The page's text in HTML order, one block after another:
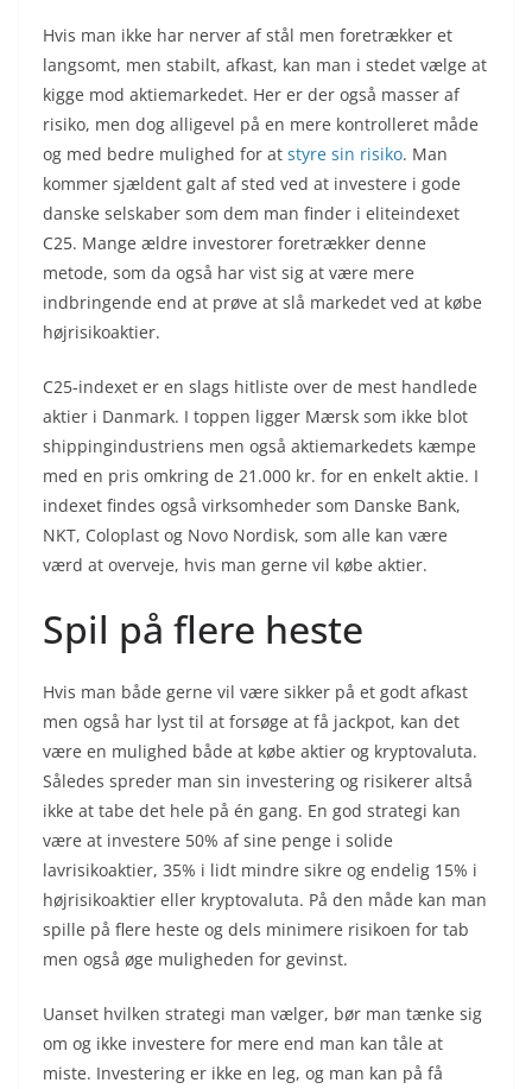
Hvis man ikke har nerver af stål men foretrækker et
langsomt, men stabilt, afkast, kan man i stedet vælge at
kigge mod aktiemarkedet. Her er der også masser af
risiko, men dog alligevel på en mere kontrolleret måde
og med bedre mulighed for at styre sin risiko. Man
kommer sjældent galt af sted ved at investere i gode
danske selskaber som dem man finder i eliteindexet
C25. Mange ældre investorer foretrækker denne
metode, som da også har vist sig at være mere
indbringende end at prøve at slå markedet ved at købe
højrisikoaktier.
C25-indexet er en slags hitliste over de mest handlede
aktier i Danmark. I toppen ligger Mærsk som ikke blot
shippingindustriens men også aktiemarkedets kæmpe
med en pris omkring de 21.000 kr. for en enkelt aktie. I
indexet findes også virksomheder som Danske Bank,
NKT, Coloplast og Novo Nordisk, som alle kan være
værd at overveje, hvis man gerne vil købe aktier.
Spil på flere heste
Hvis man både gerne vil være sikker på et godt afkast
men også har lyst til at forsøge at få jackpot, kan det
være en mulighed både at købe aktier og kryptovaluta.
Således spreder man sin investering og risikerer altså
ikke at tabe det hele på én gang. En god strategi kan
være at investere 50% af sine penge i solide
lavrisikoaktier, 35% i lidt mindre sikre og endelig 15% i
højrisikoaktier eller kryptovaluta. På den måde kan man
spille på flere heste og dels minimere risikoen for tab
men også øge muligheden for gevinst.
Uanset hvilken strategi man vælger, bør man tænke sig
om og ikke investere for mere end man kan tåle at
miste. Investering er ikke en leg, og man kan på få